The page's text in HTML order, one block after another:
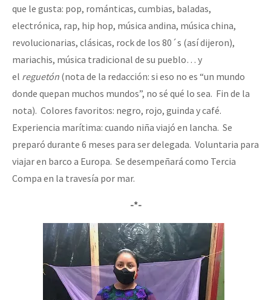
que le gusta: pop, románticas, cumbias, baladas,
electrónica, rap, hip hop, música andina, música china,
revolucionarias, clásicas, rock de los 80´s (así dijeron),
mariachis, música tradicional de su pueblo… y
el reguetón (nota de la redacción: si eso no es “un mundo
donde quepan muchos mundos”, no sé qué lo sea. Fin de la
nota). Colores favoritos: negro, rojo, guinda y café.
Experiencia marítima: cuando niña viajó en lancha. Se
preparó durante 6 meses para ser delegada. Voluntaria para
viajar en barco a Europa. Se desempeñará como Tercia
Compa en la travesía por mar.
-*-